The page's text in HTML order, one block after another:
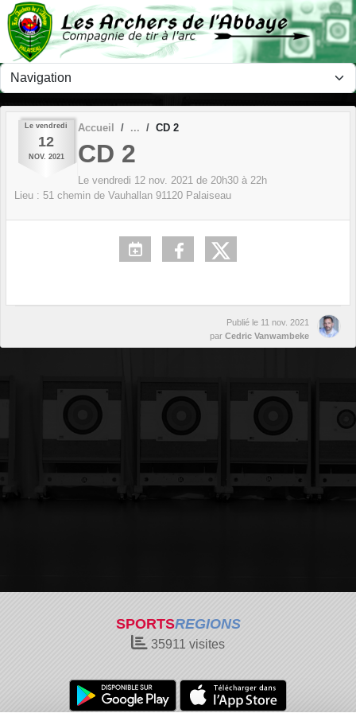
Le vendredi
12
NOV. 2021
Accueil CD 2
CD 2
Le vendredi 12 nov. 2021 de 20h30 à 22h
Lieu : 51 chemin de Vauhallan 91120 Palaiseau
Publié le 11 nov. 2021
par Cedric Vanwambeke
SPORTSREGIONS
35911 visites
Panneau de gestion des cookies